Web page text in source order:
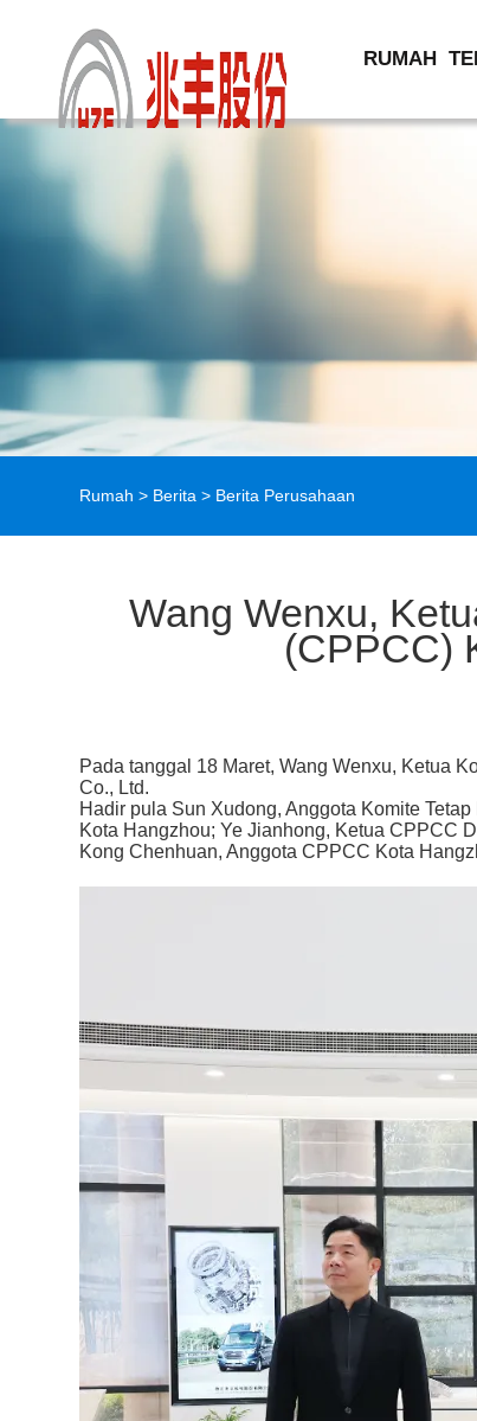
RUMAH
Rumah > Berita > Berita Perusahaan
Wang Wenxu,
(CPPCC)
Pada tanggal 18 Maret, Wang Wenxu, Ketua
Co., Ltd.
Hadir pula Sun Xudong, Anggota Komite
Kota Hangzhou; Ye Jianhong, Ketua CPPCC
Kong Chenhuan, Anggota CPPCC Kota